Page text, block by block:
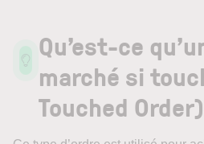
Qu’est-ce
marché si
Touched